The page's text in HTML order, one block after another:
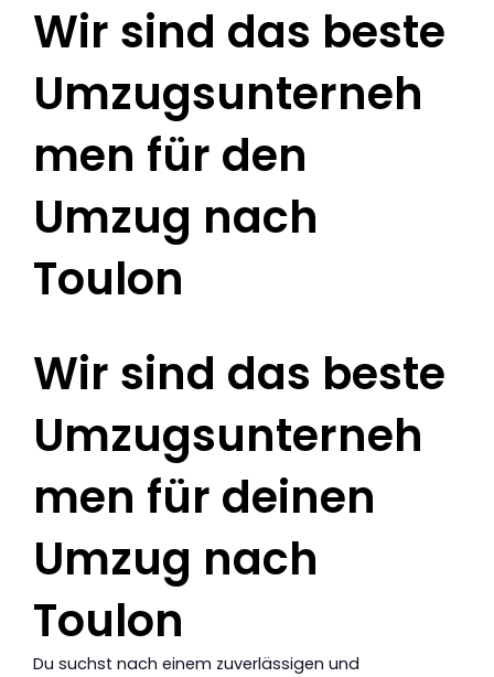
Wir sind das beste
Umzugsunterneh
men für den
Umzug nach
Toulon
Wir sind das beste
Umzugsunterneh
men für deinen
Umzug nach
Toulon
Du suchst nach einem zuverlässigen und